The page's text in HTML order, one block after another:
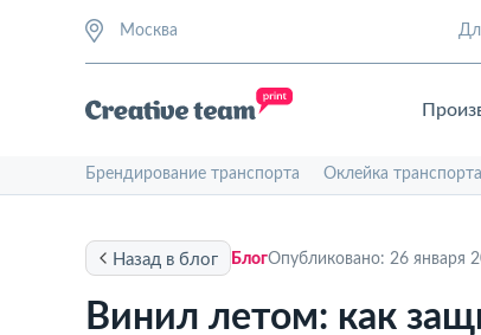
Москва
Брендирование транспорта Оклейка транспорта
Назад в блог БлогОпубликовано: 26 января
Винил летом: как